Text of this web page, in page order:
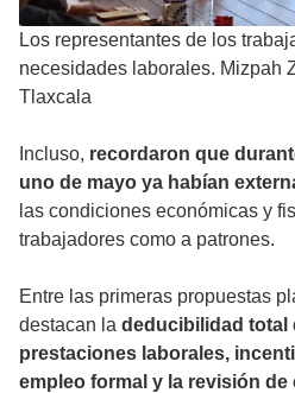
Los representantes de los
necesidades laborales. Mizpah
Tlaxcala
Incluso, recordaron que
uno de mayo ya habían
las condiciones económicas y
trabajadores como a patrones.
Entre las primeras propuestas
destacan la deducibilidad total
prestaciones laborales,
empleo formal y la revisión de